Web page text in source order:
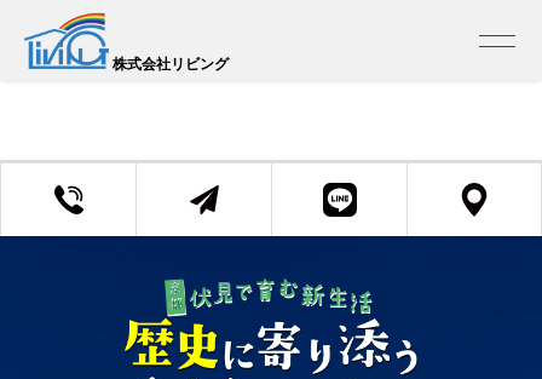
株式会社リビング